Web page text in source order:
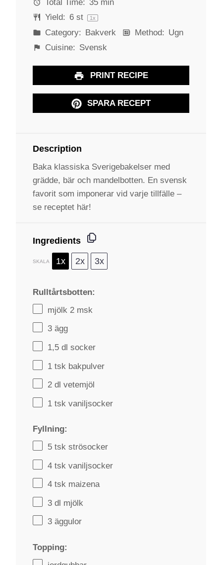
Total Time: 35 min
Yield: 6st 1x
Category: Bakverk Method: Ugn
Cuisine: Svensk
PRINT RECIPE
SPARA RECEPT
Description
Baka klassiska Sverigebakelser med
grädde, bär och mandelbotten. En svensk
favorit som imponerar vid varje tillfälle –
se receptet här!
Ingredients
SKALA 1x 2x 3x
Rulltårtsbotten:
mjölk 2 msk
3 ägg
1,5 dl socker
1 tsk bakpulver
2 dl vetemjöl
1 tsk vaniljsocker
Fyllning:
5 tsk strösocker
4 tsk vaniljsocker
4 tsk maizena
3 dl mjölk
3 äggulor
Topping: